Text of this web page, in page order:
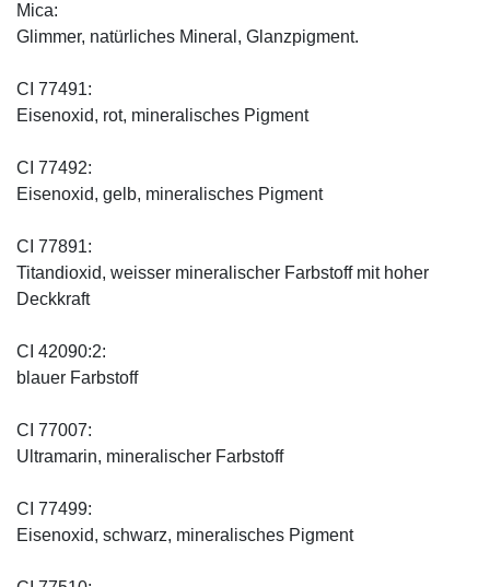
Mica:
Glimmer, natürliches Mineral, Glanzpigment.
CI 77491:
Eisenoxid, rot, mineralisches Pigment
CI 77492:
Eisenoxid, gelb, mineralisches Pigment
CI 77891:
Titandioxid, weisser mineralischer Farbstoff mit hoher
Deckkraft
CI 42090:2:
blauer Farbstoff
CI 77007:
Ultramarin, mineralischer Farbstoff
CI 77499:
Eisenoxid, schwarz, mineralisches Pigment